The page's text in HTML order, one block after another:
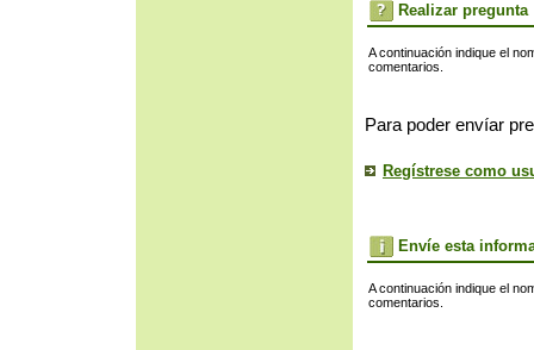
Realizar pregunta
A continuación indique el
comentarios.
Para poder envíar
Regístrese como
Envíe esta
A continuación indique el
comentarios.